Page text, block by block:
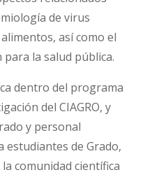
de virus
así como el
la salud pública.
dentro del programa
del CIAGRO, y
y personal
estudiantes de Grado,
comunidad científica